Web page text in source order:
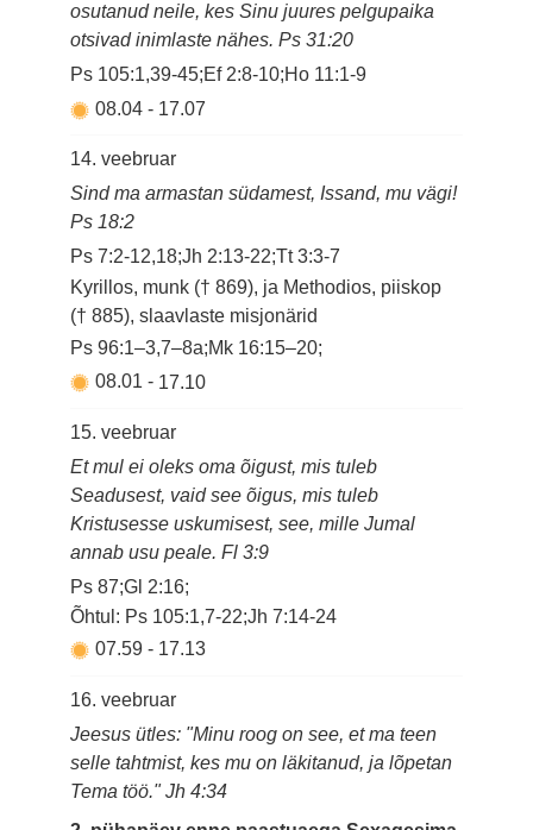
osutanud neile, kes Sinu juures pelgupaika
otsivad inimlaste nähes. Ps 31:20
Ps 105:1,39-45;Ef 2:8-10;Ho 11:1-9
08.04- 17.07
14. veebruar
Sind ma armastan südamest, Issand, mu vägi!
Ps 18:2
Ps 7:2-12,18;Jh 2:13-22;Tt 3:3-7
Kyrillos, munk († 869), ja Methodios, piiskop
(† 885), slaavlaste misjonärid
Ps 96:1–3,7–8a;Mk 16:15–20;
08.01- 17.10
15. veebruar
Et mul ei oleks oma õigust, mis tuleb
Seadusest, vaid see õigus, mis tuleb
Kristusesse uskumisest, see, mille Jumal
annab usu peale. Fl 3:9
Ps 87;Gl 2:16;
Õhtul: Ps 105:1,7-22;Jh 7:14-24
07.59- 17.13
16. veebruar
Jeesus ütles: "Minu roog on see, et ma teen
selle tahtmist, kes mu on läkitanud, ja lõpetan
Tema töö." Jh 4:34